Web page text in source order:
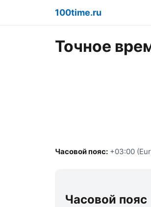
100time.ru
Точное
Часовой пояс: +03:00
Часовой пояс